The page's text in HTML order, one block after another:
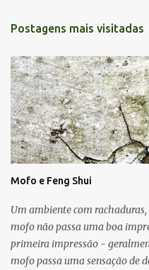
Postagens mais visitadas
Mofo e Feng Shui
Um ambiente com
mofo não passa uma boa
primeira impressão -
mofo passa uma sensação de